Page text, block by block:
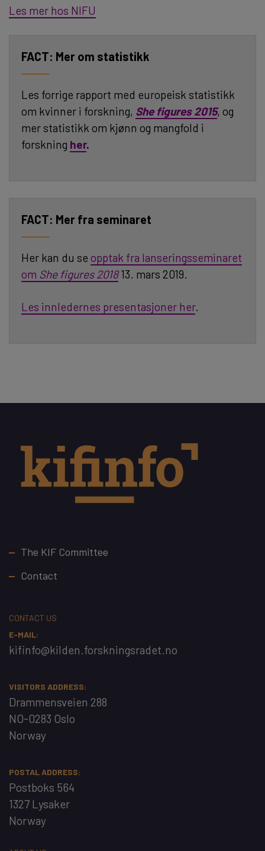
Les mer hos NIFU
Mer om statistikk
Les forrige rapport med europeisk statistikk
om kvinner i forskning, She figures 2015, og
mer statistikk om kjønn og mangfold i
forskning her.
Mer fra seminaret
Her kan du se opptak fra lanseringsseminaret
om She figures 201813. mars 2019.
Les innledernes presentasjoner her.
Footer
The KIF Committee
Contact
CONTACT US
E-MAIL:
kifinfo@kilden.forskningsradet.no
VISITORS ADDRESS:
Drammensveien 288
NO-0283 Oslo
Norway
POSTAL ADDRESS:
Postboks 564
1327 Lysaker
Norway